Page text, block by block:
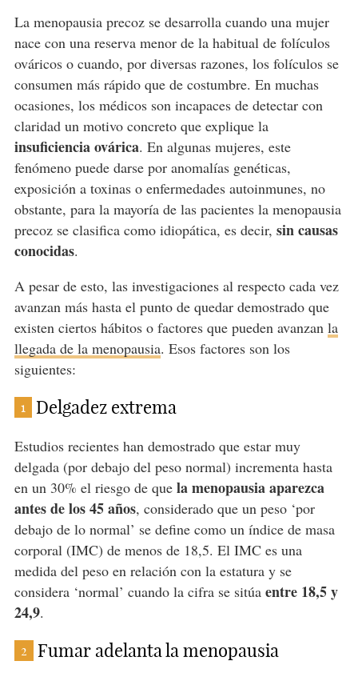
La menopausia precoz se desarrolla cuando una mujer
nace con una reserva menor de la habitual de folículos
ováricos o cuando, por diversas razones, los folículos se
consumen más rápido que de costumbre. En muchas
ocasiones, los médicos son incapaces de detectar con
claridad un motivo concreto que explique la
insuficiencia ovárica. En algunas mujeres, este
fenómeno puede darse por anomalías genéticas,
exposición a toxinas o enfermedades autoinmunes, no
obstante, para la mayoría de las pacientes la menopausia
precoz se clasifica como idiopática, es decir, sin causas
conocidas.
A pesar de esto, las investigaciones al respecto cada vez
avanzan más hasta el punto de quedar demostrado que
existen ciertos hábitos o factores que pueden avanzan la
llegada de la menopausia. Esos factores son los
siguientes:
1 Delgadez extrema
Estudios recientes han demostrado que estar muy
delgada (por debajo del peso normal) incrementa hasta
en un 30% el riesgo de que la menopausia aparezca
antes de los 45 años, considerado que un peso ‘por
debajo de lo normal’ se define como un índice de masa
corporal (IMC) de menos de 18,5. El IMC es una
medida del peso en relación con la estatura y se
considera ‘normal’ cuando la cifra se sitúaentre 18,5 y
24,9.
2 Fumar adelanta la menopausia